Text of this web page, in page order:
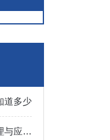
道多少
大工件三维扫描仪的技术原理与应用发展